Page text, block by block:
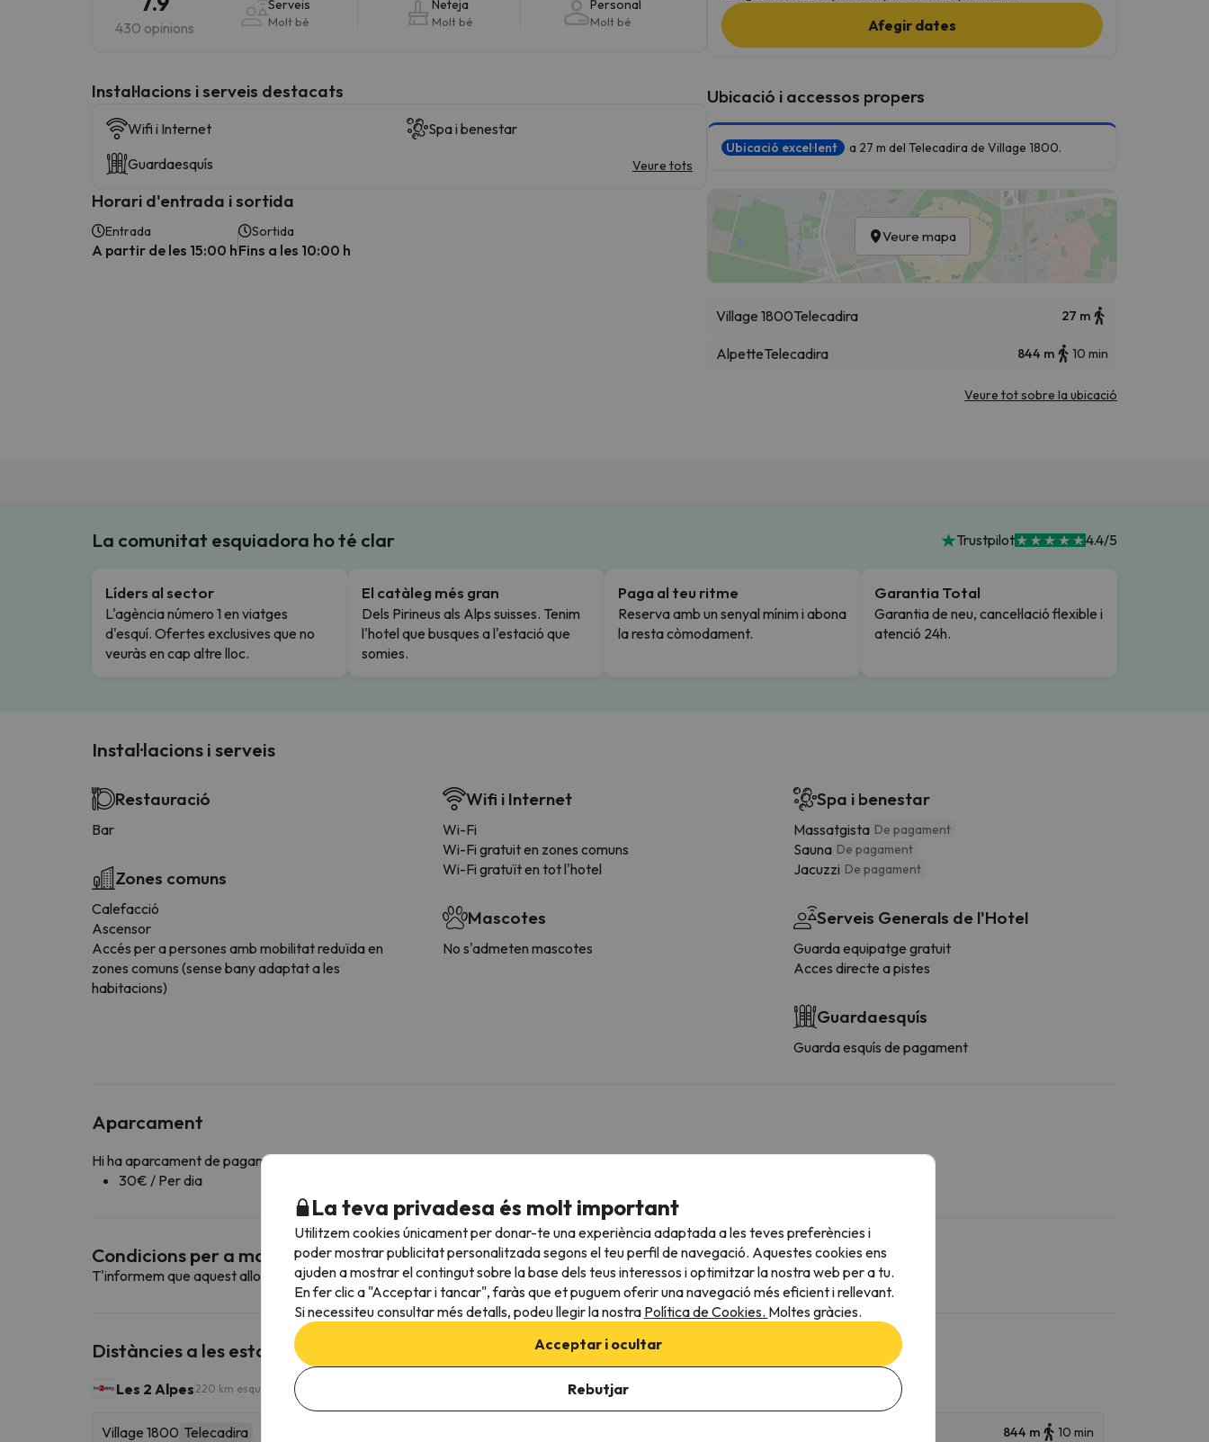
430 opinions
Serveis
Molt bé
Neteja
Molt bé
Personal
Molt bé
Instal·lacions i serveis destacats
Wifi i Internet
Spa i benestar
Guardaesquís
Veure tots
Horari d'entrada i sortida
Entrada
A partir de les 15:00 h
Sortida
Fins a les 10:00 h
Afegir dates
Ubicació i accessos propers
Ubicació excel·lent a 27 m del Telecadira de Village 1800.
Veure mapa
Village 1800Telecadira 27 m
AlpetteTelecadira 844 m 10 min
Veure tot sobre la ubicació
La comunitat esquiadora ho té clar Trustpilot 4.4/5
Líders al sector
L'agència número 1 en viatges
d'esquí. Ofertes exclusives que no
veuràs en cap altre lloc.
El catàleg més gran
Dels Pirineus als Alps suisses. Tenim
l'hotel que busques a l'estació que
somies.
Paga al teu ritme
Reserva amb un senyal mínim i abona
la resta còmodament.
Garantia Total
Garantia de neu, cancel·lació flexible i
atenció 24h.
Instal·lacions i serveis
Restauració
Bar
Zones comuns
Calefacció
Ascensor
Accés per a persones amb mobilitat reduïda en
zones comuns (sense bany adaptat a les
habitacions)
Wifi i Internet
Wi-Fi
Wi-Fi gratuit en zones comuns
Wi-Fi gratuït en tot l'hotel
Mascotes
No s'admeten mascotes
Spa i benestar
Massatgista De pagament
Sauna De pagament
Jacuzzi De pagament
Serveis Generals de l'Hotel
Guarda equipatge gratuit
Acces directe a pistes
Guardaesquís
Guarda esquís de pagament
Aparcament
Hi ha aparcament de pagament disponible en els voltants de l'allotjament
30€ / Per dia
Condicions per a mascotes
T'informem que aquest allotjament no admet mascotes.
Distàncies a les estacions d'esquí properes
Les 2 Alpes 220 km esquiables
Village 1800 Telecadira 844 m 10 min
La teva privadesa és molt important
Utilitzem cookies únicament per donar-te una experiència adaptada a les teves preferències i
poder mostrar publicitat personalitzada segons el teu perfil de navegació. Aquestes cookies ens
ajuden a mostrar el contingut sobre la base dels teus interessos i optimitzar la nostra web per a tu.
En fer clic a "Acceptar i tancar", faràs que et puguem oferir una navegació més eficient i rellevant.
Si necessiteu consultar més detalls, podeu llegir la nostra Política de Cookies. Moltes gràcies.
Acceptar i ocultar
Rebutjar